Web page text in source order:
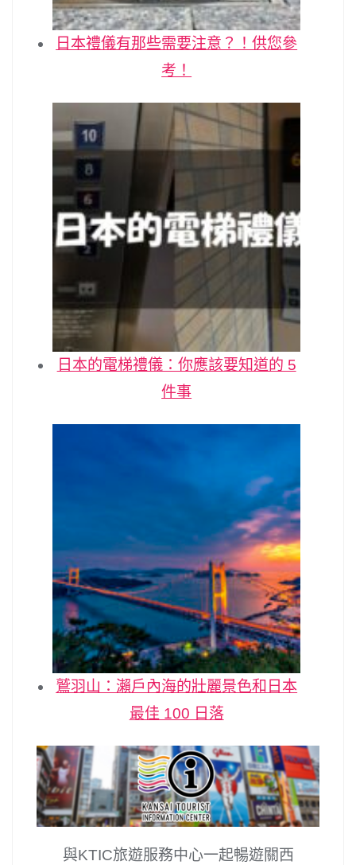
日本禮儀有那些需要注意？！供您參
考！
日本的電梯禮儀：你應該要知道的 5
件事
鷲羽山：瀨戶內海的壯麗景色和日本
最佳 100 日落
與KTIC旅遊服務中心一起暢遊關西